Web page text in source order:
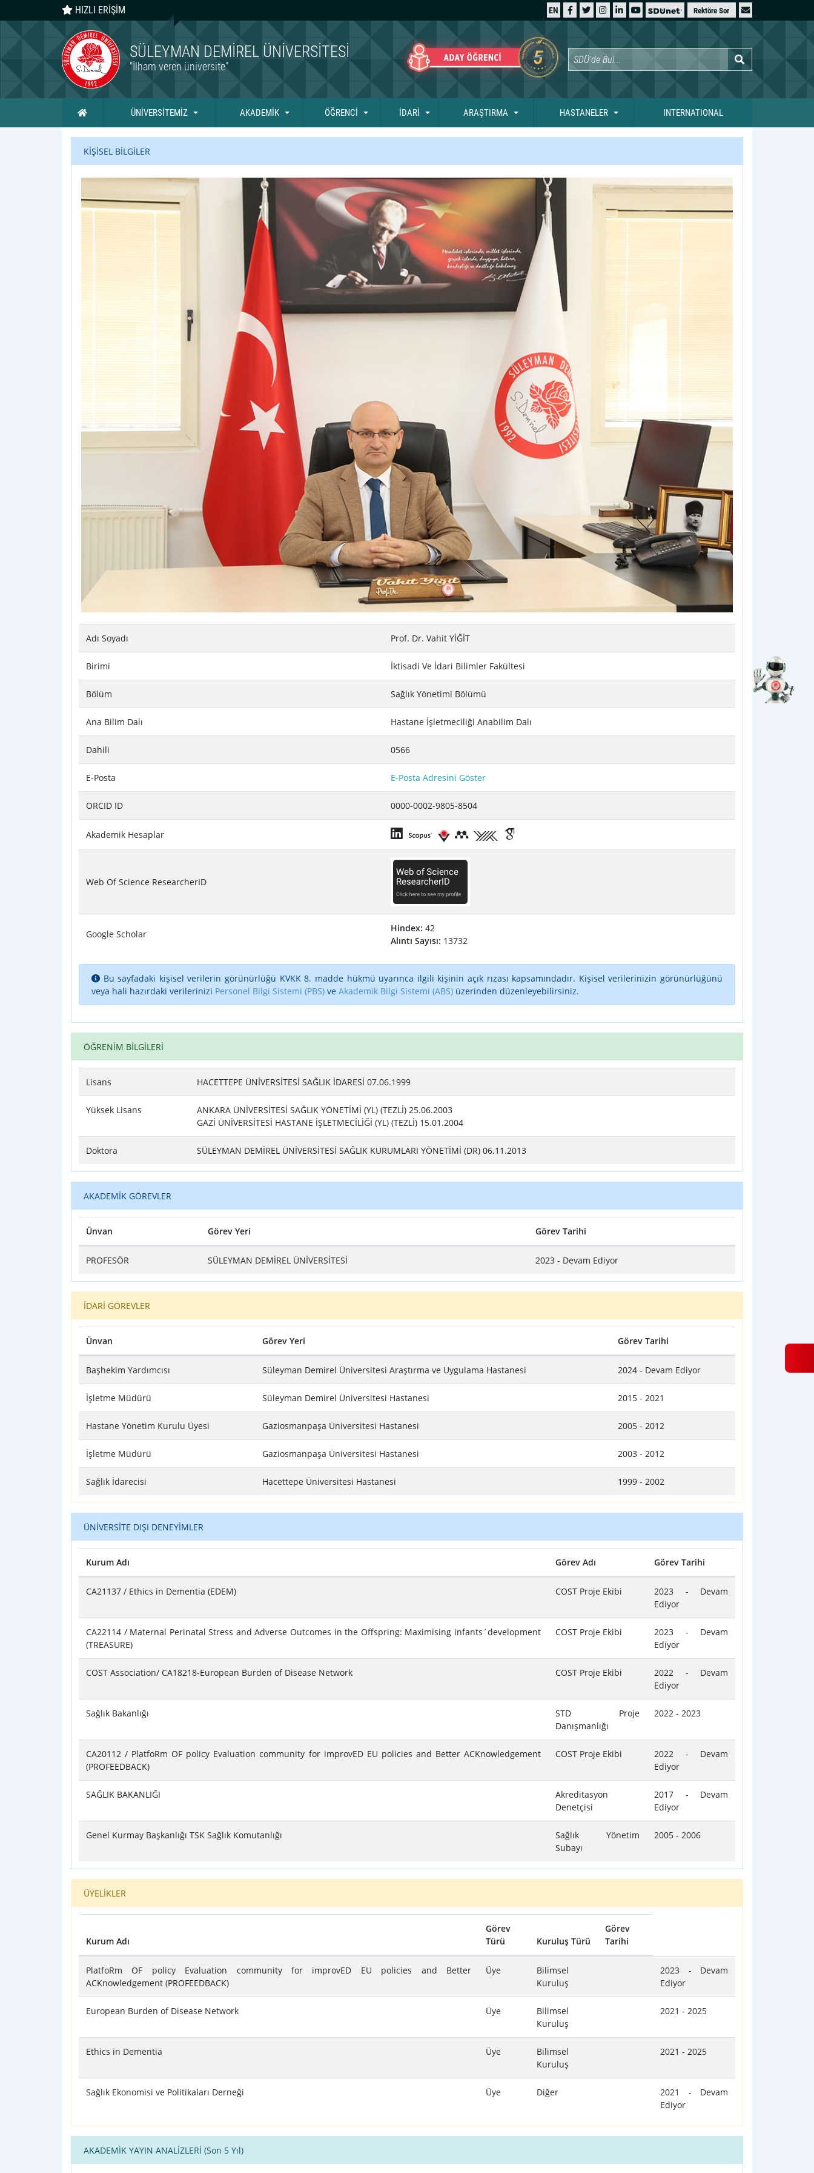
HIZLI ERİŞİM EN Rektöre Sor
SÜLEYMAN DEMIREL ÜNIVERSITESI
"İlham veren üniversite"
Ana Sayfa ÜNİVERSİTEMİZ AKADEMİK ÖĞRENCİ İDARİ ARAŞTIRMA HASTANELER INTERNATIONAL
KİŞİSEL BİLGİLER
Adı Soyadı Prof. Dr. Vahit YİĞİT
Birimi İktisadi Ve İdari Bilimler Fakültesi
Bölüm Sağlık Yönetimi Bölümü
Ana Bilim Dalı Hastane İşletmeciliği Anabilim Dalı
Dahili 0566
E-Posta E-Posta Adresini Göster
ORCID ID 0000-0002-9805-8504
Akademik Hesaplar
Web Of Science ResearcherID
Google Scholar
Hindex: 42
Alıntı Sayısı: 13732
Bu sayfadaki kişisel verilerin görünürlüğü KVKK 8. madde hükmü uyarınca ilgili kişinin açık rızası kapsamındadır. Kişisel verilerinizin görünürlüğünü
veya hali hazırdaki verilerinizi Personel Bilgi Sistemi (PBS) ve Akademik Bilgi Sistemi (ABS) üzerinden düzenleyebilirsiniz.
ÖĞRENİM BİLGİLERİ
Lisans HACETTEPE ÜNİVERSİTESİ SAĞLIK İDARESİ 07.06.1999
Yüksek Lisans
ANKARA ÜNİVERSİTESİ SAĞLIK YÖNETİMİ (YL) (TEZLİ) 25.06.2003
GAZİ ÜNİVERSİTESİ HASTANE İŞLETMECİLİĞİ (YL) (TEZLİ) 15.01.2004
Doktora SÜLEYMAN DEMİREL ÜNİVERSİTESİ SAĞLIK KURUMLARI YÖNETİMİ (DR) 06.11.2013
AKADEMİK GÖREVLER
Ünvan Görev Yeri Görev Tarihi
PROFESÖR SÜLEYMAN DEMİREL ÜNİVERSİTESİ 2023 - Devam Ediyor
İDARİ GÖREVLER
Ünvan Görev Yeri Görev Tarihi
Başhekim Yardımcısı Süleyman Demirel Üniversitesi Araştırma ve Uygulama Hastanesi 2024 - Devam Ediyor
İşletme Müdürü Süleyman Demirel Üniversitesi Hastanesi 2015 - 2021
Hastane Yönetim Kurulu Üyesi Gaziosmanpaşa Üniversitesi Hastanesi 2005 - 2012
İşletme Müdürü Gaziosmanpaşa Üniversitesi Hastanesi 2003 - 2012
Sağlık İdarecisi Hacettepe Üniversitesi Hastanesi 1999 - 2002
ÜNİVERSİTE DIŞI DENEYİMLER
Kurum Adı Görev Adı Görev Tarihi
CA21137 / Ethics in Dementia (EDEM) COST Proje Ekibi
2023 - Devam
Ediyor
CA22114 / Maternal Perinatal Stress and Adverse Outcomes in the Offspring: Maximising infants´development
(TREASURE)
COST Proje Ekibi
2023 - Devam
Ediyor
COST Association/ CA18218-European Burden of Disease Network COST Proje Ekibi
2022 - Devam
Ediyor
Sağlık Bakanlığı
STD Proje
Danışmanlığı
2022 - 2023
CA20112 / PlatfoRm OF policy Evaluation community for improvED EU policies and Better ACKnowledgement
(PROFEEDBACK)
COST Proje Ekibi
2022 - Devam
Ediyor
SAĞLIK BAKANLIĞI
Akreditasyon
Denetçisi
2017 - Devam
Ediyor
Genel Kurmay Başkanlığı TSK Sağlık Komutanlığı
Sağlık Yönetim
Subayı
2005 - 2006
ÜYELİKLER
Kurum Adı
Görev
Türü
Kuruluş Türü
Görev
Tarihi
PlatfoRm OF policy Evaluation community for improvED EU policies and Better
ACKnowledgement (PROFEEDBACK)
Üye
Bilimsel
Kuruluş
2023 - Devam
Ediyor
European Burden of Disease Network Üye
Bilimsel
Kuruluş
2021 - 2025
Ethics in Dementia Üye
Bilimsel
Kuruluş
2021 - 2025
Sağlık Ekonomisi ve Politikaları Derneği Üye Diğer
2021 - Devam
Ediyor
AKADEMİK YAYIN ANALİZLERİ (Son 5 Yıl)